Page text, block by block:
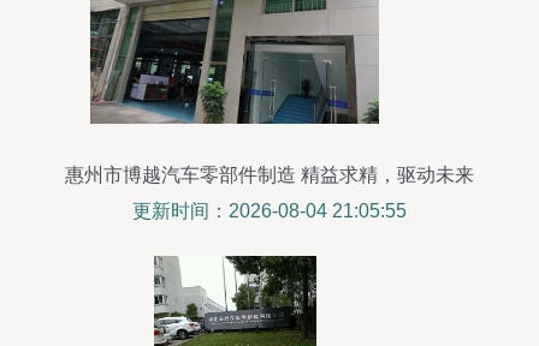
惠州市博越汽车零部件制造 精益求精，驱动未来
更新时间：2026-08-04 21:05:55